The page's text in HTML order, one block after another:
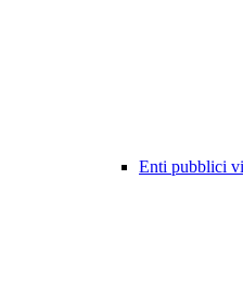
Enti pubblici